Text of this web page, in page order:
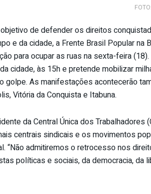
de defender os direitos
e da cidade, a Frente Brasil Popular na
para ocupar as ruas na sexta-feira
cidade, às 15h e pretende mobilizar
golpe. As manifestações acontecerão
Vitória da Conquista e Itabuna.
da Central Única dos Trabalhadores
centrais sindicais e os movimentos
“Não admitiremos o retrocesso nos
políticas e sociais, da democracia, da